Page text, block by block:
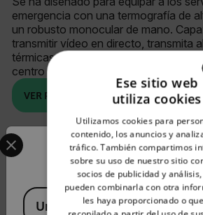
emergencia con una termografía de
un robusto monocular de mano.
transmitir vídeo en directo, transmita
térmicas de cualquier esfuerzo de
centro de mando a través de una red
VER PRODUCTO
Termografía
peso mínimo
Confirm
Select your preferred country and
Available Locations
United States
Ese sitio web
utiliza cookies
Utilizamos cookies para
contenido, los anuncios y
tráfico. También compartimos
sobre su uso de nuestro sitio
socios de publicidad y
pueden combinarla con otra
les haya proporcionado o